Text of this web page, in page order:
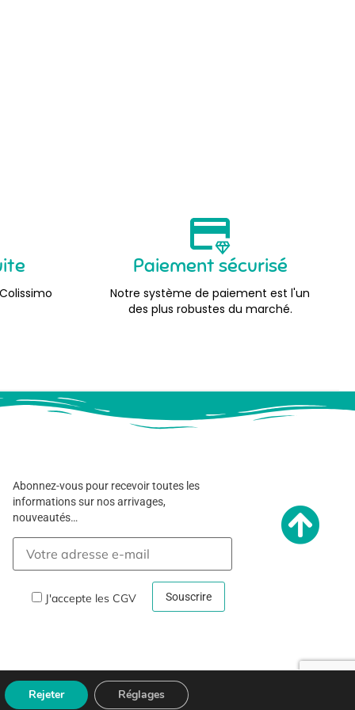
Paiement sécurisé
Notre système de paiement est l'un
des plus robustes du marché.
Abonnez-vous pour recevoir toutes les
informations sur nos arrivages,
nouveautés…
J'accepte les CGV
Rejeter Réglages